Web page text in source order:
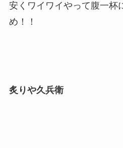
安くワイワイやって腹一杯
め！！
炙りや久兵衛